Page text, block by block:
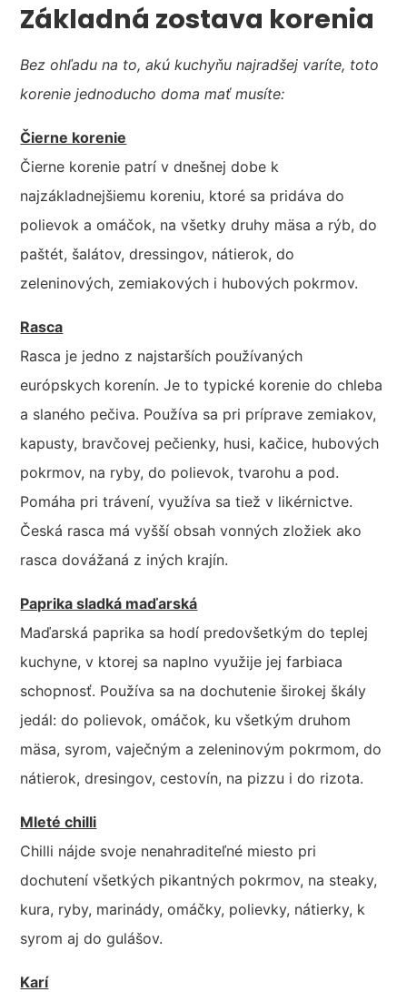
Základná zostava korenia
Bez ohľadu na to, akú kuchyňu najradšej varíte, toto
korenie jednoducho doma mať musíte:
Čierne korenie
Čierne korenie patrí v dnešnej dobe k
najzákladnejšiemu koreniu, ktoré sa pridáva do
polievok a omáčok, na všetky druhy mäsa a rýb, do
paštét, šalátov, dressingov, nátierok, do
zeleninových, zemiakových i hubových pokrmov.
Rasca
Rasca je jedno z najstarších používaných
európskych korenín. Je to typické korenie do chleba
a slaného pečiva. Používa sa pri príprave zemiakov,
kapusty, bravčovej pečienky, husi, kačice, hubových
pokrmov, na ryby, do polievok, tvarohu a pod.
Pomáha pri trávení, využíva sa tiež v likérnictve.
Česká rasca má vyšší obsah vonných zložiek ako
rasca dovážaná z iných krajín.
Paprika sladká maďarská
Maďarská paprika sa hodí predovšetkým do teplej
kuchyne, v ktorej sa naplno využije jej farbiaca
schopnosť. Používa sa na dochutenie širokej škály
jedál: do polievok, omáčok, ku všetkým druhom
mäsa, syrom, vaječným a zeleninovým pokrmom, do
nátierok, dresingov, cestovín, na pizzu i do rizota.
Mleté chilli
Chilli nájde svoje nenahraditeľné miesto pri
dochutení všetkých pikantných pokrmov, na steaky,
kura, ryby, marinády, omáčky, polievky, nátierky, k
syrom aj do gulášov.
Karí